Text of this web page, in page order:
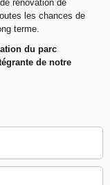
rénovation de
les chances de
terme.
du parc
de notre